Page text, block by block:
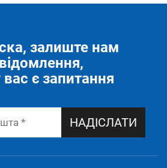
залиште нам
є запитання
НАДІСЛАТИ